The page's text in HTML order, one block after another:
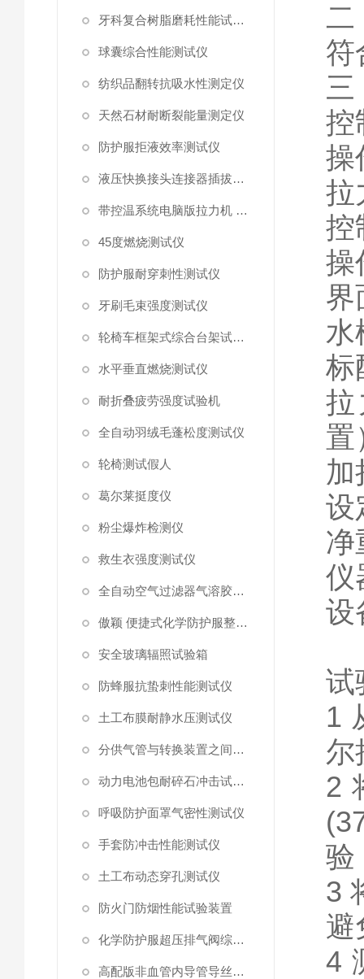
牙科复合树脂磨耗性能试验仪
球囊综合性能测试仪
纺织品翻转抗吸水性测定仪
天然石材耐断裂能量测定仪
防护服拒液效率测试仪
液压快换接头连接器插拔泄漏测试仪
带控温系统电脑版拉力机 统电脑版拉力机
45度燃烧测试仪
防护服耐穿刺性测试仪
牙刷毛束强度测试仪
轮椅车框架式综合台架试验机
水平垂直燃烧测试仪
耐折叠疲劳强度试验机
全自动羽绒毛蓬松度测试仪
轮椅测试假人
葛尔莱挺度仪
粉尘爆炸检测仪
救生衣强度测试仪
全自动空气过滤器气溶胶细菌截留测试仪
傲颖 便捷式化学防护服整体气密性测试仪
安全玻璃辐照试验箱
防蜂服抗蛰刺性能测试仪
土工布膜耐静水压测试仪
分供气管与转换装置之间连接强度试验机
动力电池包耐碎石冲击试验机
呼吸防护面罩气密性测试仪
手套防冲击性能测试仪
土工布动态穿孔测试仪
防火门防烟性能试验装置
化学防护服超压排气阀综合性测试仪
高配版非血管内导管导丝滑动性能测试仪
二
符
三
控
操
拉
控
操
界
水
标
置
加
设
净
仪
设
试
1
尔
2
验
3
避
4